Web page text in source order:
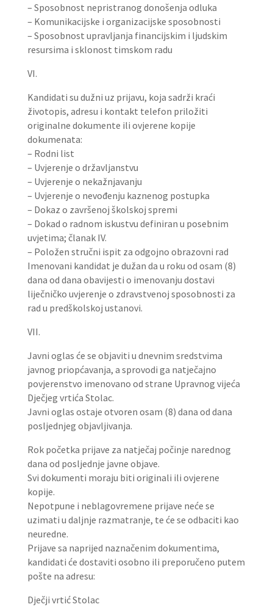
– Sposobnost nepristranog donošenja odluka
– Komunikacijske i organizacijske sposobnosti
– Sposobnost upravljanja financijskim i ljudskim
resursima i sklonost timskom radu
VI.
Kandidati su dužni uz prijavu, koja sadrži kraći
životopis, adresu i kontakt telefon priložiti
originalne dokumente ili ovjerene kopije
dokumenata:
– Rodni list
– Uvjerenje o državljanstvu
– Uvjerenje o nekažnjavanju
– Uvjerenje o nevođenju kaznenog postupka
– Dokaz o završenoj školskoj spremi
– Dokad o radnom iskustvu definiran u posebnim
uvjetima; članak IV.
– Položen stručni ispit za odgojno obrazovni rad
Imenovani kandidat je dužan da u roku od osam (8)
dana od dana obavijesti o imenovanju dostavi
liječničko uvjerenje o zdravstvenoj sposobnosti za
rad u predškolskoj ustanovi.
VII.
Javni oglas će se objaviti u dnevnim sredstvima
javnog priopćavanja, a sprovodi ga natječajno
povjerenstvo imenovano od strane Upravnog vijeća
Dječjeg vrtića Stolac.
Javni oglas ostaje otvoren osam (8) dana od dana
posljednjeg objavljivanja.
Rok početka prijave za natječaj počinje narednog
dana od posljednje javne objave.
Svi dokumenti moraju biti originali ili ovjerene
kopije.
Nepotpune i neblagovremene prijave neće se
uzimati u daljnje razmatranje, te će se odbaciti kao
neuredne.
Prijave sa naprijed naznačenim dokumentima,
kandidati će dostaviti osobno ili preporučeno putem
pošte na adresu:
Dječji vrtić Stolac